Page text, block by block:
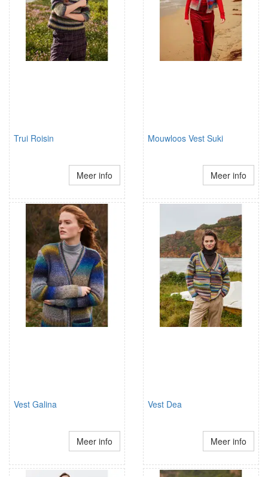
Trui Roisin
Meer info
Mouwloos Vest Suki
Meer info
Vest Galina
Meer info
Vest Dea
Meer info